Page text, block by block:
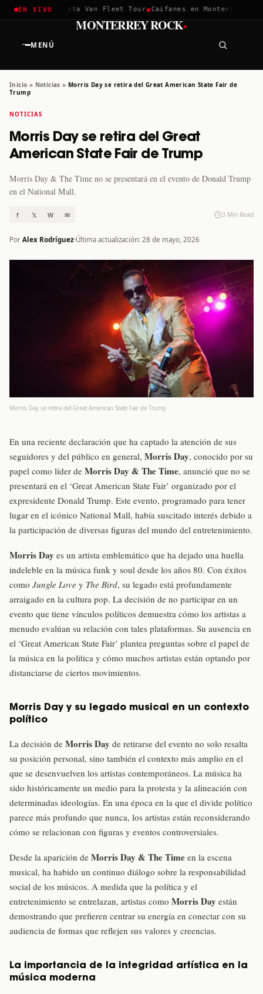
EN VIVO
2026 ✱Greta Van Fleet Tour✱Caifanes en Monterrey · 12
MENÚ
MONTERREY ROCK·
Inicio » Noticias » Morris Day se retira del Great American State Fair de
Trump
NOTICIAS
Morris Day se retira del Great
American State Fair de Trump
Morris Day & The Time no se presentará en el evento de Donald Trump
en el National Mall.
f 𝕏 W ✉ 3 Min Read
Por Alex Rodríguez Última actualización: 28 de mayo, 2026
Morris Day se retira del Great American State Fair de Trump
En una reciente declaración que ha captado la atención de sus
seguidores y del público en general, Morris Day, conocido por su
papel como líder de Morris Day & The Time, anunció que no se
presentará en el ‘Great American State Fair’ organizado por el
expresidente Donald Trump. Este evento, programado para tener
lugar en el icónico National Mall, había suscitado interés debido a
la participación de diversas figuras del mundo del entretenimiento.
Morris Day es un artista emblemático que ha dejado una huella
indeleble en la música funk y soul desde los años 80. Con éxitos
como Jungle Love y The Bird, su legado está profundamente
arraigado en la cultura pop. La decisión de no participar en un
evento que tiene vínculos políticos demuestra cómo los artistas a
menudo evalúan su relación con tales plataformas. Su ausencia en
el ‘Great American State Fair’ plantea preguntas sobre el papel de
la música en la política y cómo muchos artistas están optando por
distanciarse de ciertos movimientos.
Morris Day y su legado musical en un contexto
político
La decisión de Morris Day de retirarse del evento no solo resalta
su posición personal, sino también el contexto más amplio en el
que se desenvuelven los artistas contemporáneos. La música ha
sido históricamente un medio para la protesta y la alineación con
determinadas ideologías. En una época en la que el divide político
parece más profundo que nunca, los artistas están reconsiderando
cómo se relacionan con figuras y eventos controversiales.
Desde la aparición de Morris Day & The Time en la escena
musical, ha habido un continuo diálogo sobre la responsabilidad
social de los músicos. A medida que la política y el
entretenimiento se entrelazan, artistas como Morris Day están
demostrando que prefieren centrar su energía en conectar con su
audiencia de formas que reflejen sus valores y creencias.
La importancia de la integridad artística en la
música moderna